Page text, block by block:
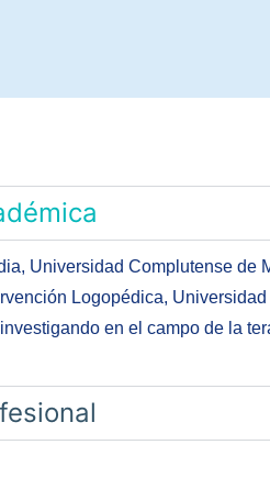
Universidad Complutense de
Logopédica,
en el campo de la